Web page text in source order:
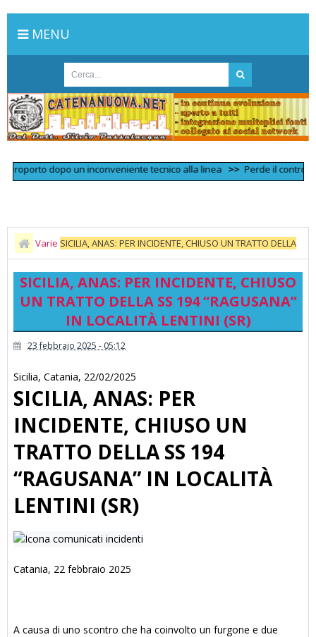
MENU
dopo un inconveniente tecnico alla linea >> Perde il controllo
Varie SICILIA, ANAS: PER INCIDENTE, CHIUSO UN TRATTO DELLA
SS 194 “RAGUSANA” IN LOCALITÀ LENTINI (SR)
SICILIA, ANAS: PER INCIDENTE, CHIUSO
UN TRATTO DELLA SS 194 “RAGUSANA”
IN LOCALITÀ LENTINI (SR)
23 febbraio 2025 - 05:12
Sicilia, Catania, 22/02/2025
SICILIA, ANAS: PER
INCIDENTE, CHIUSO UN
TRATTO DELLA SS 194
“RAGUSANA” IN LOCALITÀ
LENTINI (SR)
Catania, 22 febbraio 2025
A causa di uno scontro che ha coinvolto un furgone e due